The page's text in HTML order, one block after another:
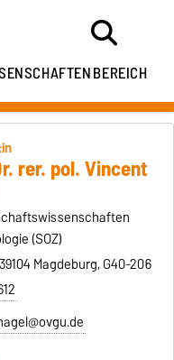
BEREICH
rer. pol. Vincent
(SOZ)
Magdeburg, G40-206